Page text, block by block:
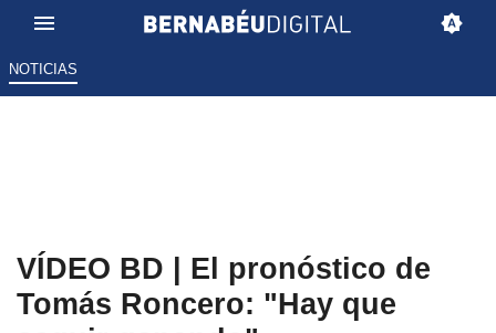
NOTICIAS
VÍDEO BD | El pronóstico de
Tomás Roncero: "Hay que